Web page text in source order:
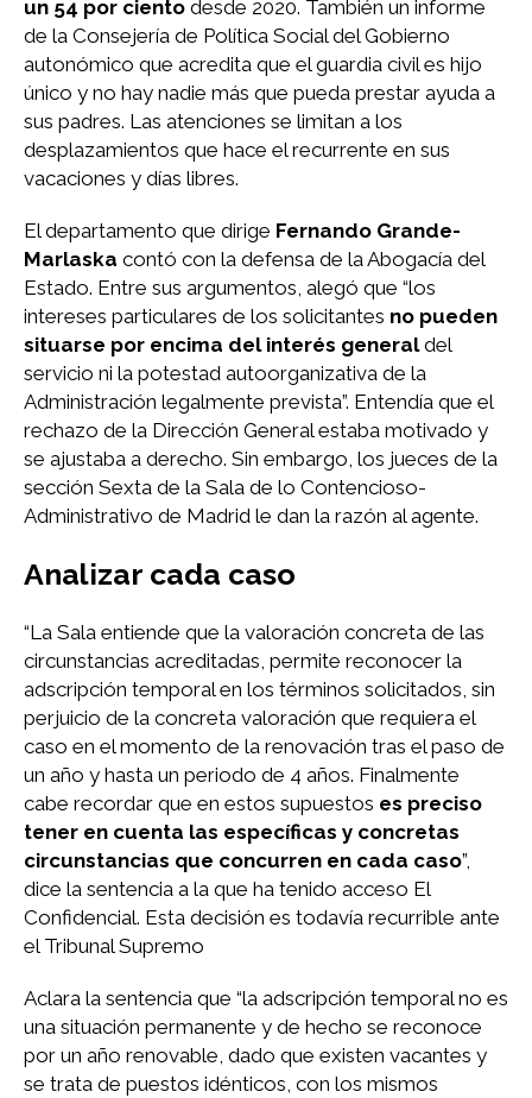
un 54 por ciento desde 2020. También un informe
de la Consejería de Política Social del Gobierno
autonómico que acredita que el guardia civil es hijo
único y no hay nadie más que pueda prestar ayuda a
sus padres. Las atenciones se limitan a los
desplazamientos que hace el recurrente en sus
vacaciones y días libres.
El departamento que dirige Fernando Grande-
Marlaska contó con la defensa de la Abogacía del
Estado. Entre sus argumentos, alegó que “los
intereses particulares de los solicitantes no pueden
situarse por encima del interés generaldel
servicio ni la potestad autoorganizativa de la
Administración legalmente prevista”. Entendía que el
rechazo de la Dirección General estaba motivado y
se ajustaba a derecho. Sin embargo, los jueces de la
sección Sexta de la Sala de lo Contencioso-
Administrativo de Madrid le dan la razón al agente.
Analizar cada caso
“La Sala entiende que la valoración concreta de las
circunstancias acreditadas, permite reconocer la
adscripción temporal en los términos solicitados, sin
perjuicio de la concreta valoración que requiera el
caso en el momento de la renovación tras el paso de
un año y hasta un periodo de 4 años. Finalmente
cabe recordar que en estos supuestos es preciso
tener en cuenta las específicas y concretas
circunstancias que concurren en cada caso”,
dice la sentencia a la que ha tenido acceso El
Confidencial. Esta decisión es todavía recurrible ante
el Tribunal Supremo
Aclara la sentencia que “la adscripción temporal no es
una situación permanente y de hecho se reconoce
por un año renovable, dado que existen vacantes y
se trata de puestos idénticos, con los mismos